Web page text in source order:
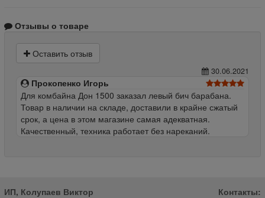
Отзывы о товаре
Оставить отзыв
30.06.2021
Прокопенко Игорь
Для комбайна Дон 1500 заказал левый бич барабана.
Товар в наличии на складе, доставили в крайне сжатый
срок, а цена в этом магазине самая адекватная.
Качественный, техника работает без нареканий.
ИП, Колупаев Виктор
Контакты: